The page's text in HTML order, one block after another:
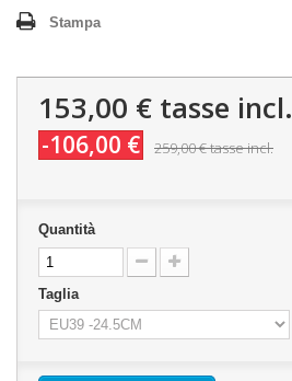
Stampa
153,00 € tasse incl.
-106,00 € 259,00 €tasse incl.
Quantità
Taglia